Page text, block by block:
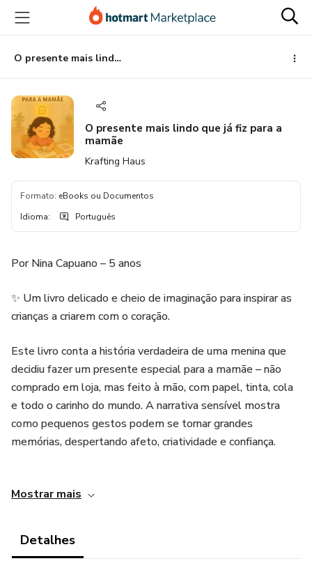
para
conteúdo
principal
para
pagamento
para
rodapé
O presente mais lindo que já fiz para a mamãe
O presente mais lindo que já fiz para a
mamãe
Krafting Haus
Formato: eBooks ou Documentos
Idioma: Português
Por Nina Capuano – 5 anos
✨ Um livro delicado e cheio de imaginação para inspirar as
crianças a criarem com o coração.
Este livro conta a história verdadeira de uma menina que
decidiu fazer um presente especial para a mamãe – não
comprado em loja, mas feito à mão, com papel, tinta, cola
e todo o carinho do mundo. A narrativa sensível mostra
como pequenos gestos podem se tornar grandes
memórias, despertando afeto, criatividade e confiança.
propõe um convite: que cada criança descubra também a
💛 Ideal para famílias, educadores e projetos pedagógicos
Mostrar mais
Detalhes